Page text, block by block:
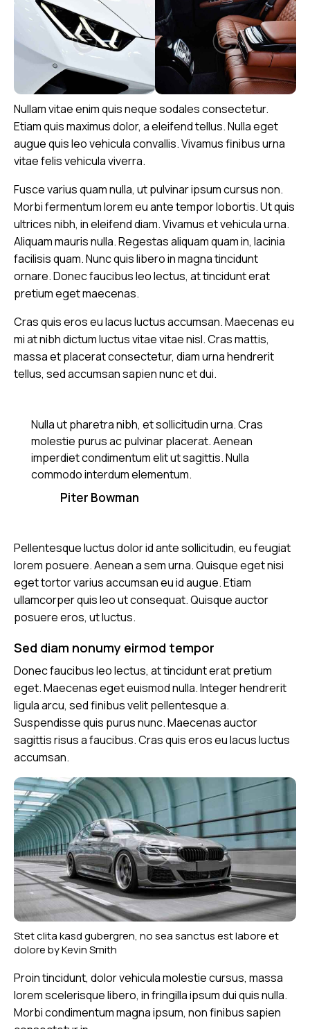
Nullam vitae enim quis neque sodales consectetur.
Etiam quis maximus dolor, a eleifend tellus. Nulla eget
augue quis leo vehicula convallis. Vivamus finibus urna
vitae felis vehicula viverra.
Fusce varius quam nulla, ut pulvinar ipsum cursus non.
Morbi fermentum lorem eu ante tempor lobortis. Ut quis
ultrices nibh, in eleifend diam. Vivamus et vehicula urna.
Aliquam mauris nulla. Regestas aliquam quam in, lacinia
facilisis quam. Nunc quis libero in magna tincidunt
ornare. Donec faucibus leo lectus, at tincidunt erat
pretium eget maecenas.
Cras quis eros eu lacus luctus accumsan. Maecenas eu
mi at nibh dictum luctus vitae vitae nisl. Cras mattis,
massa et placerat consectetur, diam urna hendrerit
tellus, sed accumsan sapien nunc et dui.
Nulla ut pharetra nibh, et sollicitudin urna. Cras
molestie purus ac pulvinar placerat. Aenean
imperdiet condimentum elit ut sagittis. Nulla
commodo interdum elementum.
Piter Bowman
Pellentesque luctus dolor id ante sollicitudin, eu feugiat
lorem posuere. Aenean a sem urna. Quisque eget nisi
eget tortor varius accumsan eu id augue. Etiam
ullamcorper quis leo ut consequat. Quisque auctor
posuere eros, ut luctus.
Sed diam nonumy eirmod tempor
Donec faucibus leo lectus, at tincidunt erat pretium
eget. Maecenas eget euismod nulla. Integer hendrerit
ligula arcu, sed finibus velit pellentesque a.
Suspendisse quis purus nunc. Maecenas auctor
sagittis risus a faucibus. Cras quis eros eu lacus luctus
accumsan.
Stet clita kasd gubergren, no sea sanctus est labore et
dolore byKevin Smith
Proin tincidunt, dolor vehicula molestie cursus, massa
lorem scelerisque libero, in fringilla ipsum dui quis nulla.
Morbi condimentum magna ipsum, non finibus sapien